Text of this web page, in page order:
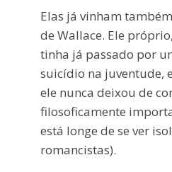
Elas já vinham
de Wallace. Ele
tinha já passado por
suicídio na juventude,
ele nunca deixou de
filosoficamente
está longe de se ver
romancistas).